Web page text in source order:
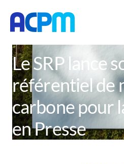
Le SRP lance
référentiel de
carbone pour
en Presse